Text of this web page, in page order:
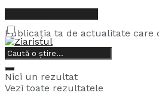
Publicația ta de actualitate care
6, august, 2026
Nici un rezultat
Vezi toate rezultatele